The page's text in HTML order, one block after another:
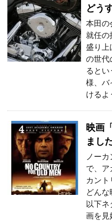
どう
本田の
就任の
盛り上
の世代
るとい
様、バ
ける
映画
まし
ノー
で、ア
カント
どんな
以下
画を見